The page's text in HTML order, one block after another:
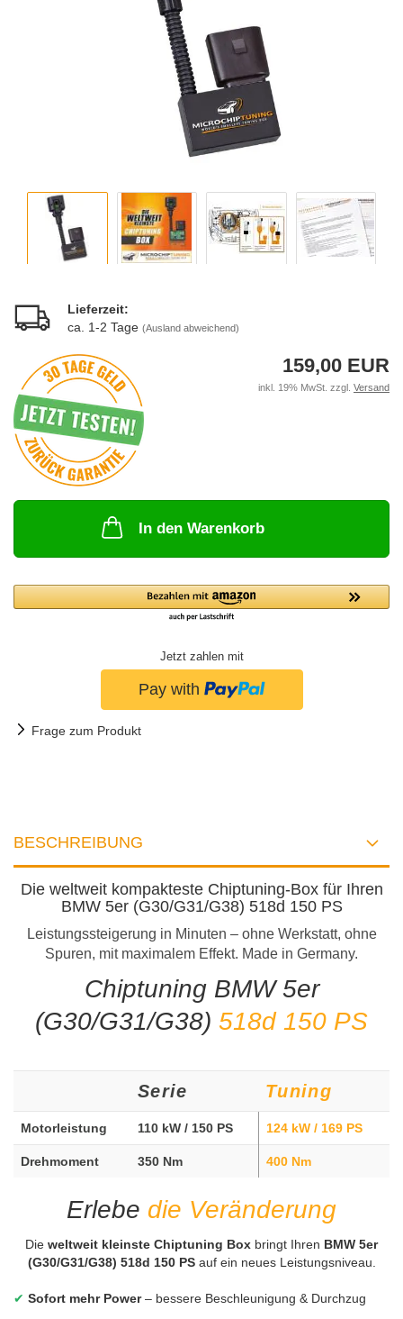
Lieferzeit:
ca. 1-2 Tage (Ausland abweichend)
159,00 EUR
inkl. 19% MwSt. zzgl. Versand
In den Warenkorb
Jetzt zahlen mit
Frage zum Produkt
BESCHREIBUNG
Die weltweit kompakteste Chiptuning-Box für Ihren
BMW 5er (G30/G31/G38) 518d 150 PS
Leistungssteigerung in Minuten – ohne Werkstatt, ohne
Spuren, mit maximalem Effekt. Made in Germany.
Chiptuning BMW 5er
(G30/G31/G38) 518d 150 PS
Serie Tuning
Motorleistung 110 kW / 150 PS 124 kW / 169 PS
Drehmoment 350 Nm 400 Nm
Erlebe die Veränderung
Die weltweit kleinste Chiptuning Box bringt Ihren BMW 5er
(G30/G31/G38) 518d 150 PSauf ein neues Leistungsniveau.
✔ Sofort mehr Power– bessere Beschleunigung & Durchzug